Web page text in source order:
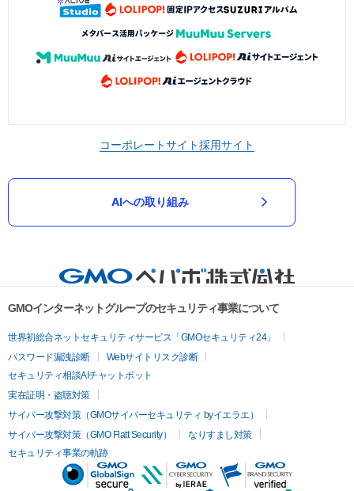
コーポレートサイト採用サイト
AIへの取り組み
GMOインターネットグループのセキュリティ事業について
世界初総合ネットセキュリティサービス「GMOセキュリティ24」
パスワード漏洩診断
Webサイトリスク診断
セキュリティ相談AIチャットボット
実在証明・盗聴対策
サイバー攻撃対策（GMOサイバーセキュリティ byイエラエ）
サイバー攻撃対策（GMO Flatt Security）
なりすまし対策
セキュリティ事業の軌跡